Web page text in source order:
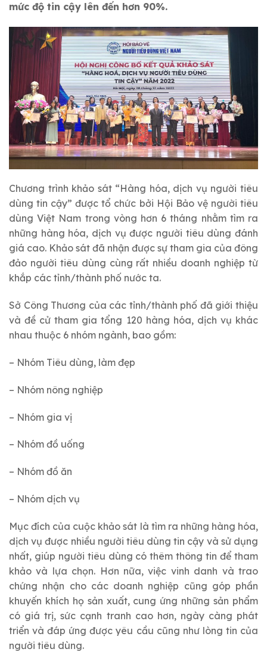
mức độ tin cậy lên đến hơn 90%.
Chương trình khảo sát “Hàng hóa, dịch vụ người tiêu
dùng tin cậy” được tổ chức bởi Hội Bảo vệ người tiêu
dùng Việt Nam trong vòng hơn 6 tháng nhằm tìm ra
những hàng hóa, dịch vụ được người tiêu dùng đánh
giá cao. Khảo sát đã nhận được sự tham gia của đông
đảo người tiêu dùng cùng rất nhiều doanh nghiệp từ
khắp các tỉnh/thành phố nước ta.
Sở Công Thương của các tỉnh/thành phố đã giới thiệu
và đề cử tham gia tổng 120 hàng hóa, dịch vụ khác
nhau thuộc 6 nhóm ngành, bao gồm:
– Nhóm Tiêu dùng, làm đẹp
– Nhóm nông nghiệp
– Nhóm gia vị
– Nhóm đồ uống
– Nhóm đồ ăn
– Nhóm dịch vụ
Mục đích của cuộc khảo sát là tìm ra những hàng hóa,
dịch vụ được nhiều người tiêu dùng tin cậy và sử dụng
nhất, giúp người tiêu dùng có thêm thông tin để tham
khảo và lựa chọn. Hơn nữa, việc vinh danh và trao
chứng nhận cho các doanh nghiệp cũng góp phần
khuyến khích họ sản xuất, cung ứng những sản phẩm
có giá trị, sức cạnh tranh cao hơn, ngày càng phát
triển và đáp ứng được yêu cầu cũng như lòng tin của
người tiêu dùng.